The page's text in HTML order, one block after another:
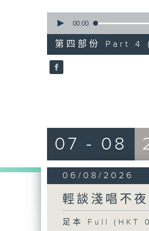
seconds
56
minutes,
9
seconds
90%
00:00
第四部份 Part
07 - 08
06/08/2026
輕談淺唱不
足本 Full (HKT